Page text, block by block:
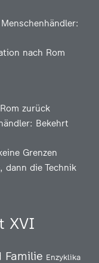
nach Rom
zurück
Bekehrt
Grenzen
dann die Technik
XVI
Familie Enzyklika